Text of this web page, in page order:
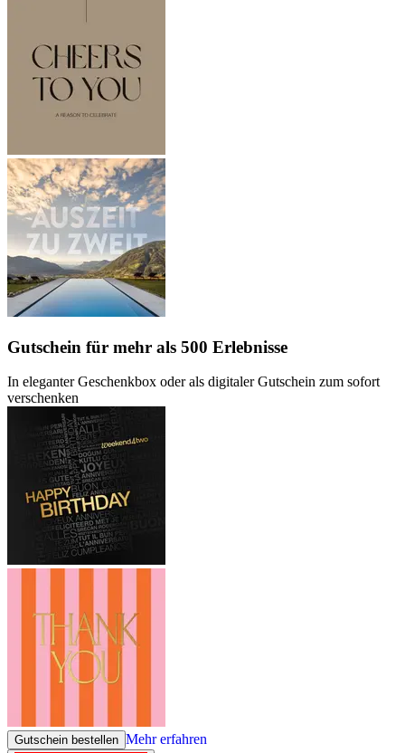
Gutschein für mehr als 500 Erlebnisse
In eleganter Geschenkbox oder als digitaler Gutschein zum sofort
verschenken
Gutschein bestellen Mehr erfahren